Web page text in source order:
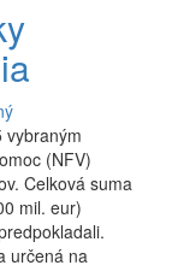
vybraným
(NFV)
Celková suma
mil. eur)
určená na